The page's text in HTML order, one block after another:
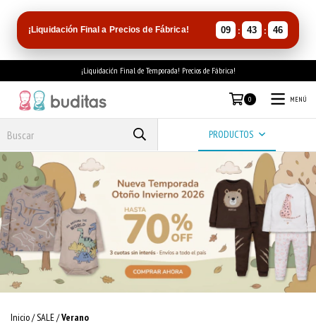
¡Liquidación Final a Precios de Fábrica! 09 : 43 : 46
¡Liquidación Final de Temporada! Precios de Fábrica!
0 MENÚ
PRODUCTOS
Inicio/SALE/Verano